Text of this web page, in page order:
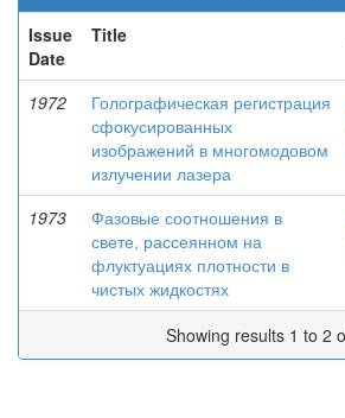
Issue
Date
Title
1972
Голографическая регистрация
сфокусированных
изображений в многомодовом
излучении лазера
1973
Фазовые соотношения в
свете, рассеянном на
флуктуациях плотности в
чистых жидкостях
Showing results 1 to 2